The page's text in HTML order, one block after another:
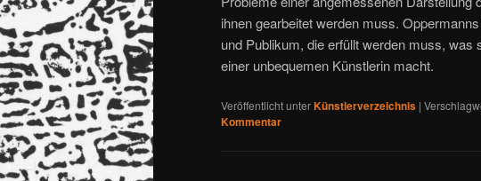
ihnen gearbeitet werden muss.
und Publikum, die erfüllt werden muss, was
einer unbequemen Künstlerin macht.
Veröffentlicht unterKünstlerverzeichnis |
Kommentar